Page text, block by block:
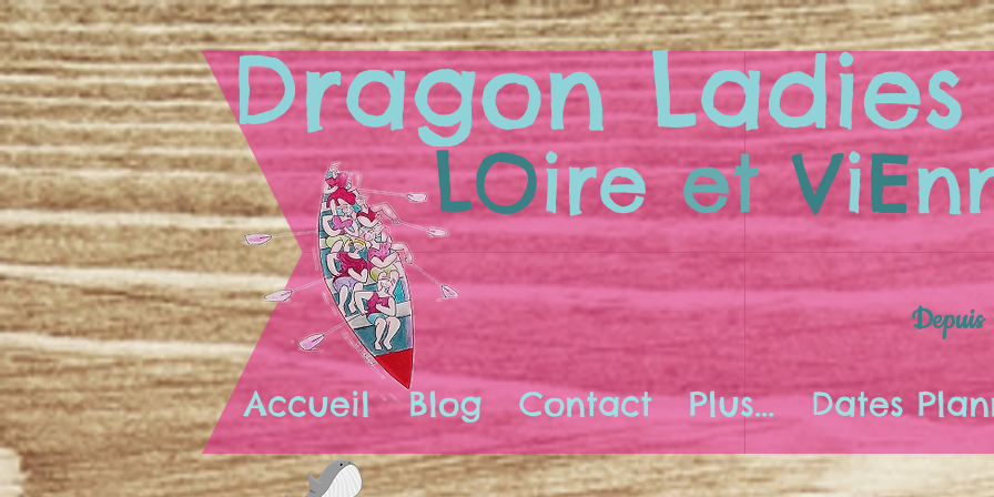
Dragon Ladies
LOire et ViE
Accueil Blog Contact Plus... Dates